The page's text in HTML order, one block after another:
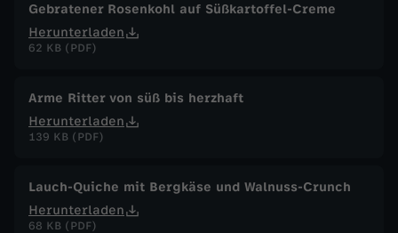
Gebratener Rosenkohl auf Süßkartoffel-Creme
Herunterladen
62 KB (PDF)
Arme Ritter von süß bis herzhaft
Herunterladen
139 KB (PDF)
Lauch-Quiche mit Bergkäse und Walnuss-Crunch
Herunterladen
68 KB (PDF)